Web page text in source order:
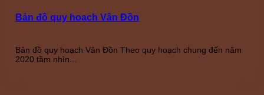
Bản đồ quy hoạch Vân Đồn
Bản đồ quy hoạch Vân Đồn Theo quy hoạch chung đến năm
2020 tầm nhìn...